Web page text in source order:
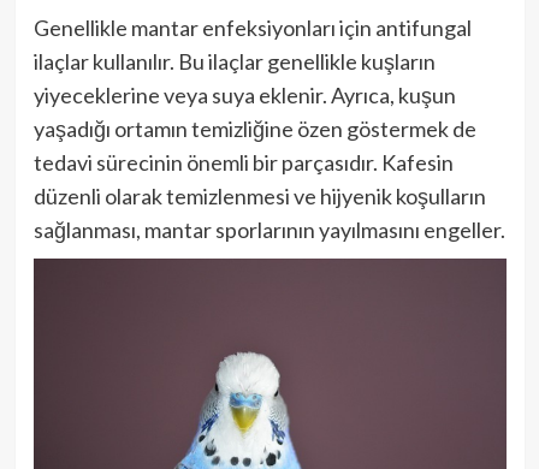
Genellikle mantar enfeksiyonları için antifungal
ilaçlar kullanılır. Bu ilaçlar genellikle kuşların
yiyeceklerine veya suya eklenir. Ayrıca, kuşun
yaşadığı ortamın temizliğine özen göstermek de
tedavi sürecinin önemli bir parçasıdır. Kafesin
düzenli olarak temizlenmesi ve hijyenik koşulların
sağlanması, mantar sporlarının yayılmasını engeller.